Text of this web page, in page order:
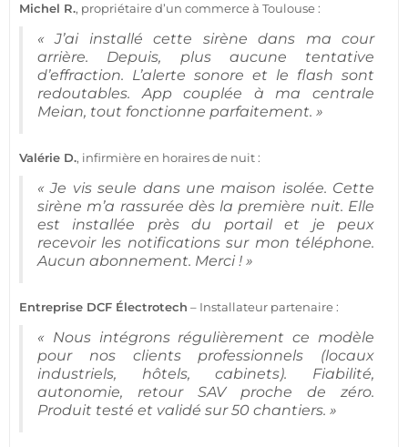
Michel R., propriétaire d’un commerceà Toulouse :
« J’ai installé cette sirène dans ma cour
arrière. Depuis, plus aucune tentative
d’effraction. L’alerte sonore et le flash sont
redoutables. App couplée à ma centrale
Meian, tout fonctionne parfaitement. »
Valérie D., infirmière en horaires de nuit :
« Je vis seule dans unemaison isolée. Cette
sirène m’a rassurée dès la première nuit. Elle
est installée près du portail et je peux
recevoir les notifications sur mon téléphone.
Aucun abonnement. Merci ! »
Entreprise DCF Électrotech – Installateur partenaire :
« Nous intégrons régulièrement ce modèle
pour nos clients professionnels (locaux
industriels, hôtels,cabinets). Fiabilité,
autonomie, retour SAV proche de zéro.
Produit testé et validé sur 50 chantiers. »